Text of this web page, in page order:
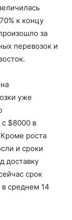
к концу
за
перевозок и
уже
$8000 в
роста
и сроки
доставку
срок
в среднем 14